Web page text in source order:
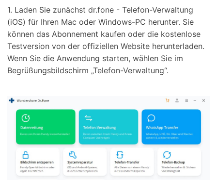
1. Laden Sie zunächst dr.fone - Telefon-Verwaltung
(iOS) für Ihren Mac oder Windows-PC herunter. Sie
können das Abonnement kaufen oder die kostenlose
Testversion von der offiziellen Website herunterladen.
Wenn Sie die Anwendung starten, wählen Sie im
Begrüßungsbildschirm „Telefon-Verwaltung“.